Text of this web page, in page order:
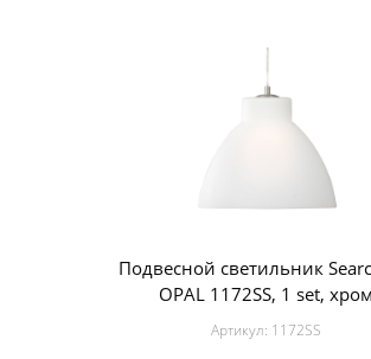
Подвесной светильник
OPAL 1172SS, 1 set, хром
Артикул: 1172SS